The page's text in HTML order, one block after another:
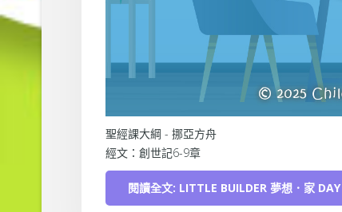
聖經課大綱 - 挪亞方舟
經文：創世記6-9章
閱讀全文: LITTLE BUILDER 夢想．家